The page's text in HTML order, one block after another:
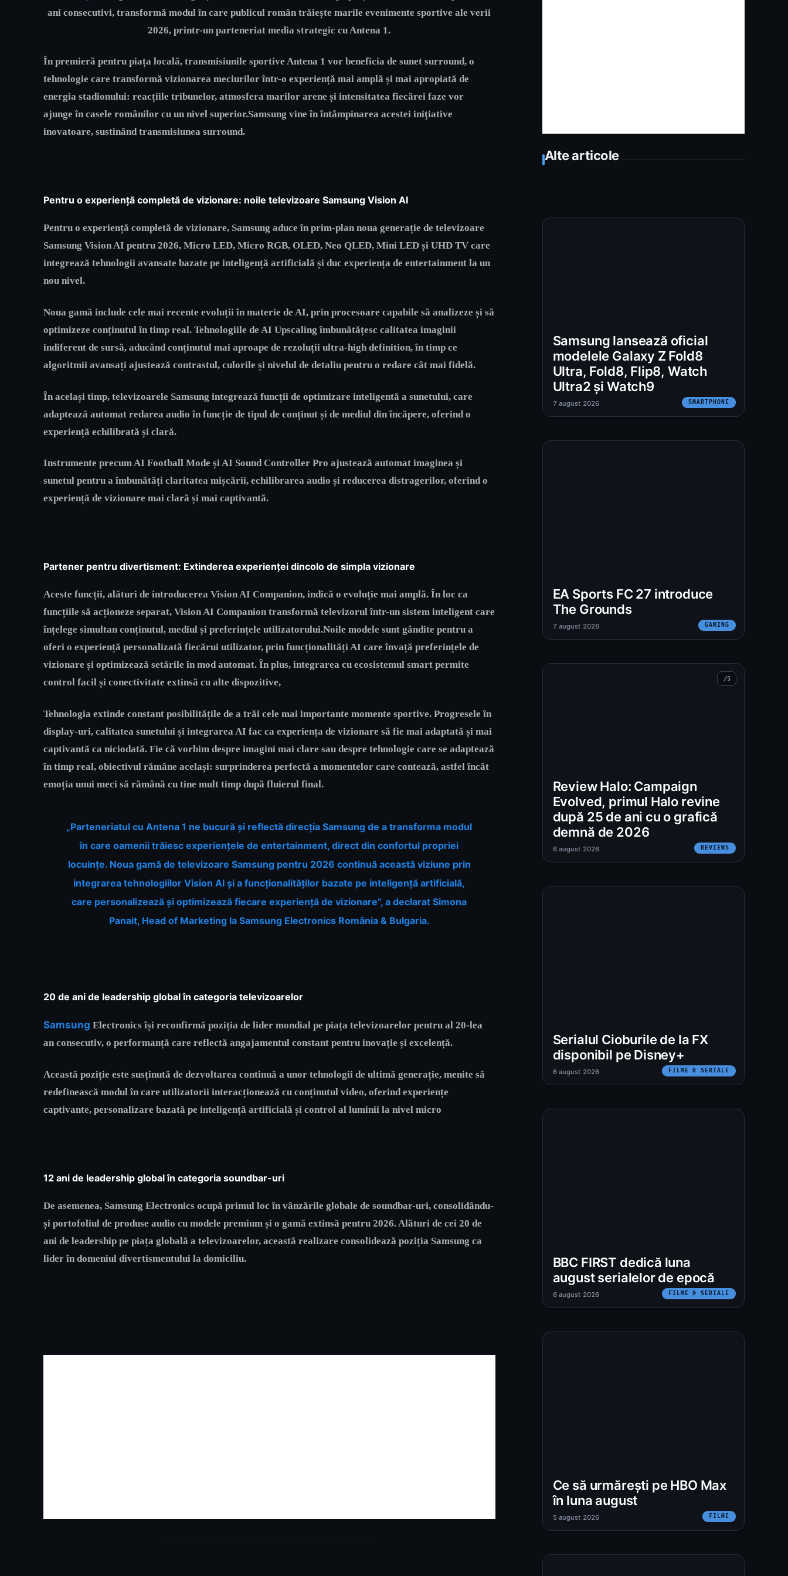
ani consecutivi, transformă modul în care publicul român trăiește marile evenimente sportive ale verii
2026, printr-un parteneriat media strategic cu Antena 1.
În premieră pentru piața locală, transmisiunile sportive Antena 1 vor beneficia de sunet surround, o
tehnologie care transformă vizionarea meciurilor într-o experiență mai amplă și mai apropiată de
energia stadionului: reacțiile tribunelor, atmosfera marilor arene și intensitatea fiecărei faze vor
ajunge în casele românilor cu un nivel superior.Samsung vine în întȃmpinarea acestei iniţiative
inovatoare, sustinȃnd transmisiunea surround.
Pentru o experiență completă de vizionare: noile televizoare Samsung Vision AI
Pentru o experiență completă de vizionare, Samsung aduce în prim-plan noua generație de televizoare
Samsung Vision AI pentru 2026, Micro LED, Micro RGB, OLED, Neo QLED, Mini LED și UHD TV care
integrează tehnologii avansate bazate pe inteligență artificială și duc experiența de entertainment la un
nou nivel.
Noua gamă include cele mai recente evoluții în materie de AI, prin procesoare capabile să analizeze și să
optimizeze conținutul în timp real. Tehnologiile de AI Upscaling îmbunătățesc calitatea imaginii
indiferent de sursă, aducând conținutul mai aproape de rezoluții ultra-high definition, în timp ce
algoritmii avansați ajustează contrastul, culorile și nivelul de detaliu pentru o redare cât mai fidelă.
În același timp, televizoarele Samsung integrează funcții de optimizare inteligentă a sunetului, care
adaptează automat redarea audio în funcție de tipul de conținut și de mediul din încăpere, oferind o
experiență echilibrată și clară.
Instrumente precum AI Football Mode și AI Sound Controller Pro ajustează automat imaginea și
sunetul pentru a îmbunătăți claritatea mișcării, echilibrarea audio și reducerea distragerilor, oferind o
experiență de vizionare mai clară și mai captivantă.
Partener pentru divertisment: Extinderea experienței dincolo de simpla vizionare
Aceste funcții, alături de introducerea Vision AI Companion, indică o evoluție mai amplă. În loc ca
funcțiile să acționeze separat, Vision AI Companion transformă televizorul într-un sistem inteligent care
înțelege simultan conținutul, mediul și preferințele utilizatorului.Noile modele sunt gândite pentru a
oferi o experiență personalizată fiecărui utilizator, prin funcționalități AI care învață preferințele de
vizionare și optimizează setările în mod automat. În plus, integrarea cu ecosistemul smart permite
control facil și conectivitate extinsă cu alte dispozitive,
Tehnologia extinde constant posibilitățile de a trăi cele mai importante momente sportive. Progresele în
display-uri, calitatea sunetului și integrarea AI fac ca experiența de vizionare să fie mai adaptată și mai
captivantă ca niciodată. Fie că vorbim despre imagini mai clare sau despre tehnologie care se adaptează
în timp real, obiectivul rămâne același: surprinderea perfectă a momentelor care contează, astfel încât
emoția unui meci să rămână cu tine mult timp după fluierul final.
„Parteneriatul cu Antena 1 ne bucură și reflectă direcția Samsung de a transforma modul
în care oamenii trăiesc experiențele de entertainment, direct din confortul propriei
locuințe. Noua gamă de televizoare Samsung pentru 2026 continuă această viziune prin
integrarea tehnologiilor Vision AI și a funcționalităților bazate pe inteligență artificială,
care personalizează și optimizează fiecare experiență de vizionare”, a declarat Simona
Panait, Head of Marketing la Samsung Electronics România & Bulgaria.
20 de ani de leadership global în categoria televizoarelor
Samsung Electronics își reconfirmă poziția de lider mondial pe piața televizoarelor pentru al 20-lea
an consecutiv, o performanță care reflectă angajamentul constant pentru inovație și excelență.
Această poziție este susținută de dezvoltarea continuă a unor tehnologii de ultimă generație, menite să
redefinească modul în care utilizatorii interacționează cu conținutul video, oferind experiențe
captivante, personalizare bazată pe inteligență artificială și control al luminii la nivel micro
12 ani de leadership global în categoria soundbar-uri
De asemenea, Samsung Electronics ocupă primul loc în vânzările globale de soundbar-uri, consolidându-
și portofoliul de produse audio cu modele premium și o gamă extinsă pentru 2026. Alături de cei 20 de
ani de leadership pe piața globală a televizoarelor, această realizare consolidează poziția Samsung ca
lider în domeniul divertismentului la domiciliu.
Alte articole
Samsung lansează oficial
modelele Galaxy Z Fold8
Ultra, Fold8, Flip8, Watch
Ultra2 și Watch9
SMARTPHONE
7 august 2026
EA Sports FC 27 introduce
The Grounds
GAMING
7 august 2026
Review Halo: Campaign
Evolved, primul Halo revine
după 25 de ani cu o grafică
demnă de 2026
REVIEWS
6 august 2026
Serialul Cioburile de la FX
disponibil pe Disney+
FILME & SERIALE
6 august 2026
BBC FIRST dedică luna
august serialelor de epocă
FILME & SERIALE
6 august 2026
Ce să urmărești pe HBO Max
în luna august
FILME
5 august 2026